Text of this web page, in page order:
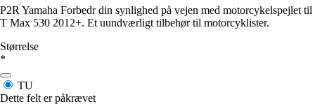
P2R Yamaha Forbedr din synlighed på vejen med motorcykelspejlet til
T Max 530 2012+. Et uundværligt tilbehør til motorcyklister.
Størrelse
*
TU
Dette felt er påkrævet